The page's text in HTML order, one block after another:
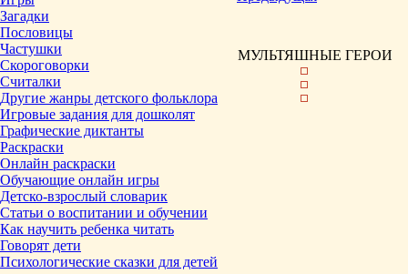
Загадки
Пословицы
Частушки
Скороговорки
Считалки
Другие жанры детского фольклора
Игровые задания для дошколят
Графические диктанты
Раскраски
Онлайн раскраски
Обучающие онлайн игры
Детско-взрослый словарик
Статьи о воспитании и обучении
Как научить ребенка читать
Говорят дети
Психологические сказки для детей
МУЛЬТЯШНЫЕ ГЕРОИ